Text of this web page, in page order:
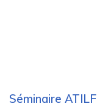
Séminaire ATILF